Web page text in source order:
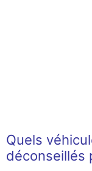
Quels
déconseillés